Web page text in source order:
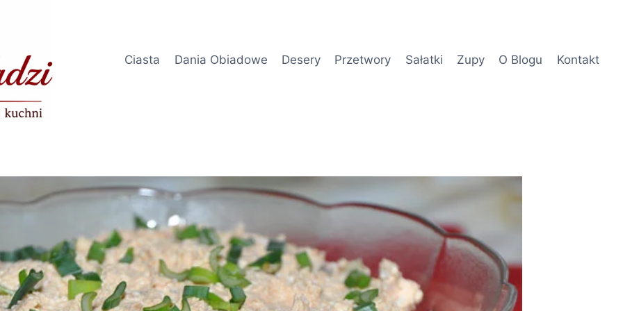
Ciasta
Dania Obiadowe Desery Przetwory Sałatki Zupy O Blogu Kontakt